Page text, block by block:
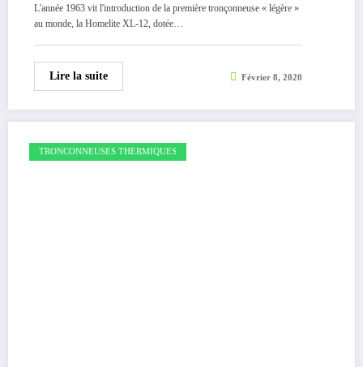
L'année 1963 vit l'introduction de la première tronçonneuse « légère »
au monde, la Homelite XL-12, dotée…
Lire la suite Février 8, 2020
TRONCONNEUSES THERMIQUES